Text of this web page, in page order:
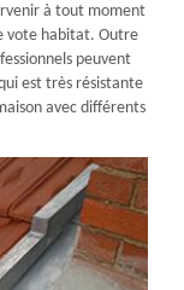
à tout moment
vote habitat. Outre
peuvent
est très résistante
avec différents